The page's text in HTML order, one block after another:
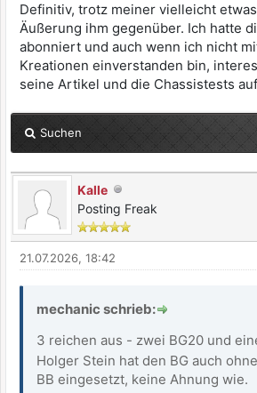
Definitiv, trotz meiner vielleicht
Äußerung ihm gegenüber. Ich hatte
abonniert und auch wenn ich nicht
Kreationen einverstanden bin,
seine Artikel und die Chassistests
Suchen
Kalle
Posting Freak
21.07.2026, 18:42
mechanic schrieb:
3 reichen aus - zwei BG20 und
Holger Stein hat den BG auch
BB eingesetzt, keine Ahnung wie.